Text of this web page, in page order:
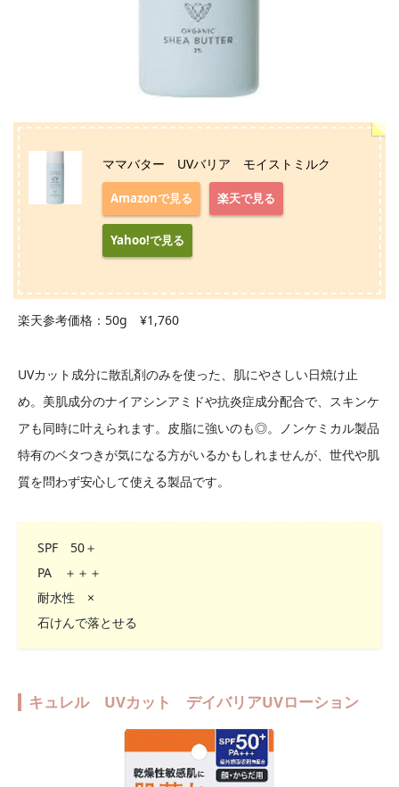
ママバター UVバリア モイストミルク
Amazonで見る 楽天で見る
Yahoo!で見る
楽天参考価格：50g ¥1,760
UVカット成分に散乱剤のみを使った、肌にやさしい日焼け止
め。美肌成分のナイアシンアミドや抗炎症成分配合で、スキンケ
アも同時に叶えられます。皮脂に強いのも◎。ノンケミカル製品
特有のベタつきが気になる方がいるかもしれませんが、世代や肌
質を問わず安心して使える製品です。
SPF 50＋
PA ＋＋＋
耐水性 ×
石けんで落とせる
キュレル UVカット デイバリアUVローション